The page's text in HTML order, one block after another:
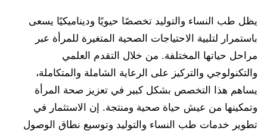
يظل طب النساء والتوليد تخصصًا حيويًا وديناميكيًا يسعى
باستمرار لتلبية الاحتياجات الصحية المتغيرة للمرأة عبر
مراحل حياتها المختلفة. من خلال التقدم العلمي
والتكنولوجي والتركيز على الرعاية الشاملة والمتكاملة،
يساهم هذا التخصص بشكل كبير في تعزيز صحة المرأة
وتمكينها من عيش حياة صحية ومنتجة. إن الاستثمار في
تطوير خدمات طب النساء والتوليد وتوسيع نطاق الوصول